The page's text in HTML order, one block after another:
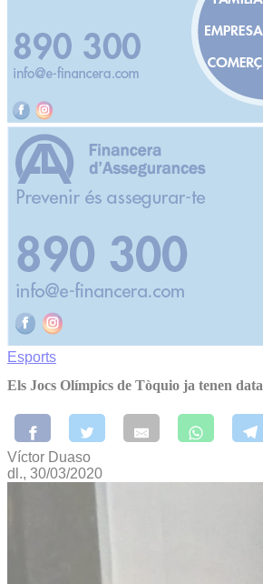
Esports
Els Jocs Olímpics de Tòquio ja tenen data
Víctor Duaso
dl., 30/03/2020